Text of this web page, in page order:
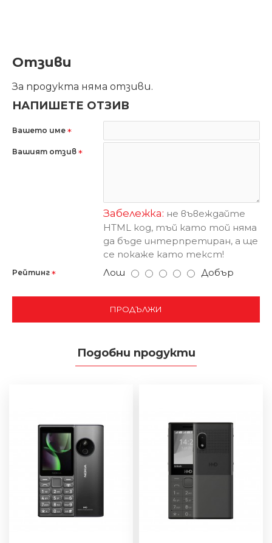
Отзиви
За продукта няма отзиви.
НАПИШЕТЕ ОТЗИВ
Вашето име
Вашият отзив
Забележка: не въвеждайте
HTML код, тъй като той няма
да бъде интерпретиран, а ще
се покаже като текст!
Рейтинг Лош Добър
ПРОДЪЛЖИ
Подобни продукти